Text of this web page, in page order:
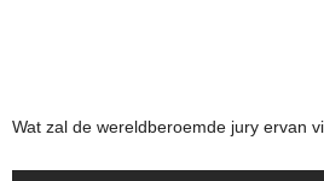
Wat zal de wereldberoemde jury ervan